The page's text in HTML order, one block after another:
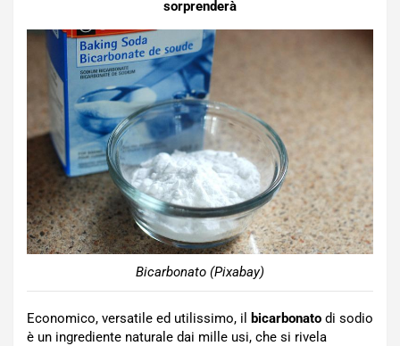
sorprenderà
Bicarbonato (Pixabay)
Economico, versatile ed utilissimo, il bicarbonato di sodio
è un ingrediente naturale dai mille usi, che si rivela